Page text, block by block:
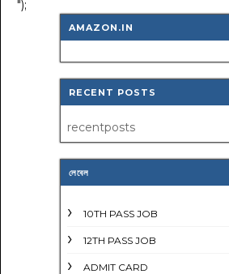
");
AMAZON.IN
RECENT POSTS
recentposts
লেবেল
10TH PASS JOB
12TH PASS JOB
ADMIT CARD